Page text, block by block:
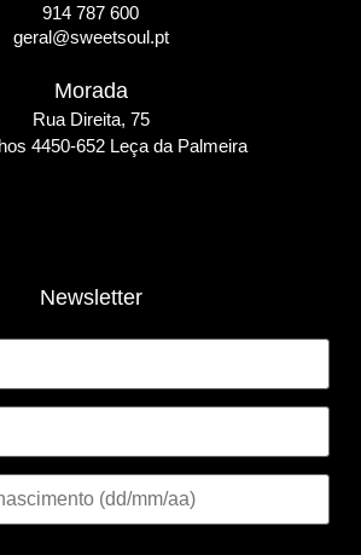
914 787 600
geral@sweetsoul.pt
Morada
Rua Direita, 75
s 4450-652 Leça da Palmeira
Newsletter